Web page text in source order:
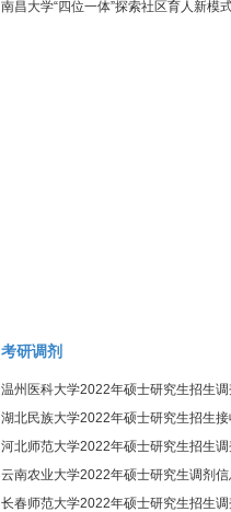
南昌大学“四位一体”探索社区育人新模
考研调剂
温州医科大学2022年硕士研究生招生调
湖北民族大学2022年硕士研究生招生
河北师范大学2022年硕士研究生招生
知
云南农业大学2022年硕士研究生调剂信
长春师范大学2022年硕士研究生招生